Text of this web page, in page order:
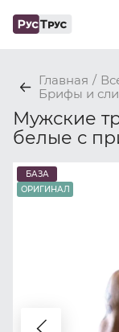
Главная /
Брифы и
Мужские
белые с
БАЗА
ОРИГИНАЛ